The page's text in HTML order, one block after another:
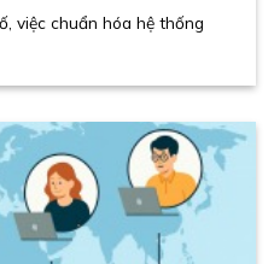
việc chuẩn hóa hệ thống